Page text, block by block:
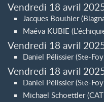
Vendredi 18 avril
Jacques Bouthier
Maéva KUBIE
Vendredi 18 avril
Daniel Pélissier (Ste-
Vendredi 18 avril
Daniel Pélissier (Ste-
Michael Schoettler